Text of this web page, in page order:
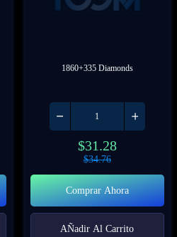
1860+335 Diamonds
$31.28
$34.76
Comprar Ahora
AÑadir Al Carrito